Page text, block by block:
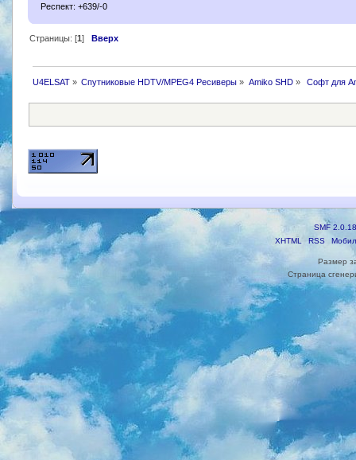
Респект: +639/-0
Страницы: [1] Вверх
U4ELSAT» Спутниковые HDTV/MPEG4 Ресиверы » Amiko SHD» Софт для
SMF 2.0.18
XHTML
RSS
Размер
Страница